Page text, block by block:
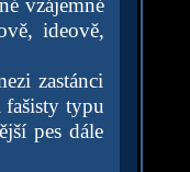
vzájemné
ideově,
zastánci
fašisty typu
pes dále